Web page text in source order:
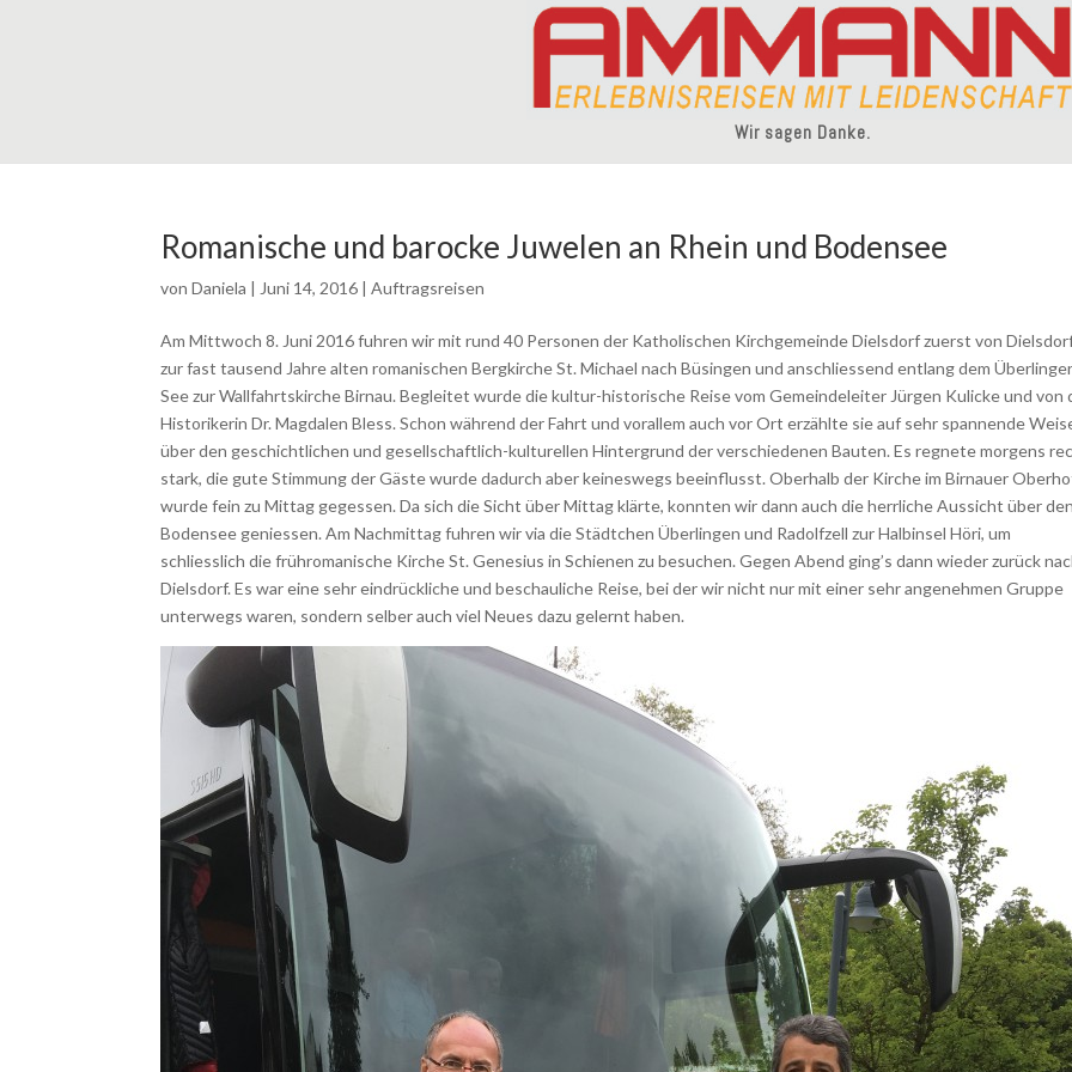
Wir sagen Danke.
Romanische und barocke Juwelen an Rhein und Bodensee
vonDaniela | Juni 14, 2016 |Auftragsreisen
Am Mittwoch 8. Juni 2016 fuhren wir mit rund 40 Personen der Katholischen Kirchgemeinde Dielsdorf zuerst von
zur fast tausend Jahre alten romanischen Bergkirche St. Michael nach Büsingen und anschliessend entlang dem
See zur Wallfahrtskirche Birnau. Begleitet wurde die kultur-historische Reise vom Gemeindeleiter Jürgen Kulicke und von
Historikerin Dr. Magdalen Bless. Schon während der Fahrt und vorallem auch vor Ort erzählte sie auf sehr spannende
über den geschichtlichen und gesellschaftlich-kulturellen Hintergrund der verschiedenen Bauten. Es regnete morgens
stark, die gute Stimmung der Gäste wurde dadurch aber keineswegs beeinflusst. Oberhalb der Kirche im Birnauer
wurde fein zu Mittag gegessen. Da sich die Sicht über Mittag klärte, konnten wir dann auch die herrliche Aussicht über
Bodensee geniessen. Am Nachmittag fuhren wir via die Städtchen Überlingen und Radolfzell zur Halbinsel Höri, um
schliesslich die frühromanische Kirche St. Genesius in Schienen zu besuchen. Gegen Abend ging’s dann wieder zurück
Dielsdorf. Es war eine sehr eindrückliche und beschauliche Reise, bei der wir nicht nur mit einer sehr angenehmen Gruppe
unterwegs waren, sondern selber auch viel Neues dazu gelernt haben.